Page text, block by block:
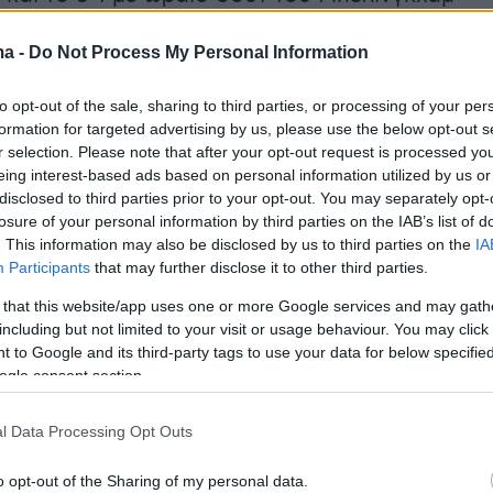
- Do Not Process My Personal Information
opt-out of the sale, sharing to third parties, or processing of your
for targeted advertising by us, please use the below opt-out
selection. Please note that after your opt-out request is processed
interest-based ads based on personal information utilized by us
to third parties prior to your opt-out. You may separately
of your personal information by third parties on the IAB’s list of
This information may also be disclosed by us to third parties on the
Participants that may further disclose it to other third parties.
that this website/app uses one or more Google services and may
but not limited to your visit or usage behaviour. You may
to Google and its third-party tags to use your data for below
consent section.
Data Processing Opt Outs
opt-out of the Sharing of my personal data.
στο 59' και ουσιαστικά καθάρισε τη νίκη,
στο φινάλε, μιας και η Μαμελόντι με τα
(62') και Μοτίμπα (90') μείωσε στο τελικό
Μουντάου, Κούπιντο, Κεκάνα,
(70' Σάλες), Ριμπέιρο (70' Μορένα),
Λεθάκου), Αλέντε, Μάθιους (70' Ανταμς),
Μοντίμπα).
Κόμπελ, Μπενσεμπαϊνί, Αντον, Σίλε (83'
Κόουτο, Μπέλιγκχαμ (83' Μπέιερ),